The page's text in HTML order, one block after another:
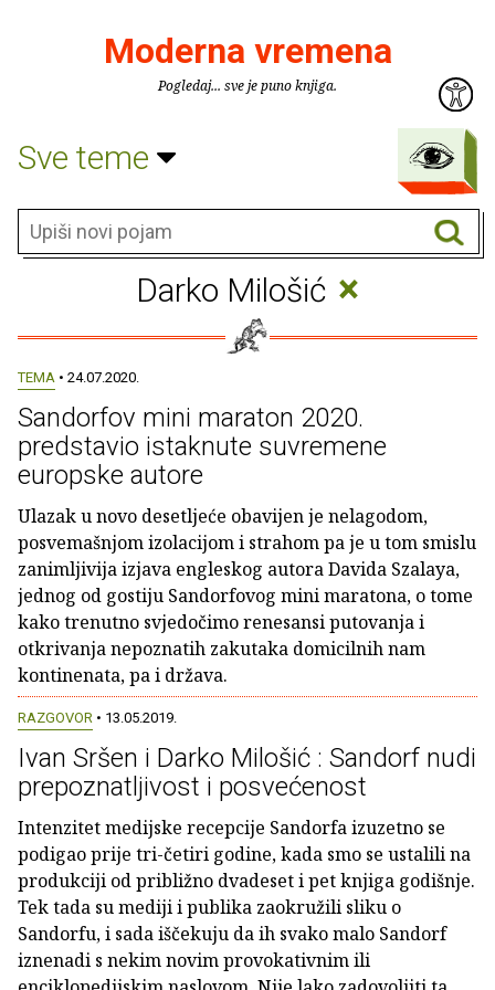
Moderna vremena
Pogledaj... sve je puno knjiga.
Sve teme
Darko Milošić ×
TEMA • 24.07.2020.
Sandorfov mini maraton 2020.
predstavio istaknute suvremene
europske autore
Ulazak u novo desetljeće obavijen je nelagodom,
posvemašnjom izolacijom i strahom pa je u tom smislu
zanimljivija izjava engleskog autora Davida Szalaya,
jednog od gostiju Sandorfovog mini maratona, o tome
kako trenutno svjedočimo renesansi putovanja i
otkrivanja nepoznatih zakutaka domicilnih nam
kontinenata, pa i država.
RAZGOVOR • 13.05.2019.
Ivan Sršen i Darko Milošić : Sandorf nudi
prepoznatljivost i posvećenost
Intenzitet medijske recepcije Sandorfa izuzetno se
podigao prije tri-četiri godine, kada smo se ustalili na
produkciji od približno dvadeset i pet knjiga godišnje.
Tek tada su mediji i publika zaokružili sliku o
Sandorfu, i sada iščekuju da ih svako malo Sandorf
iznenadi s nekim novim provokativnim ili